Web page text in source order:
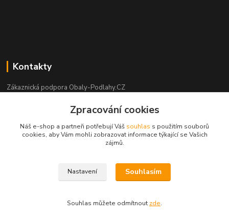
Kontakty
Zákaznická podpora Obaly-Podlahy.CZ
(Po-Pá, 8:00-16:00 hod.)
info@obaly-podlahy.cz
copyright obaly-podlahy.cz - Aleš Podhorský 2021
Zpracování cookies
Náš e-shop a partneři potřebují Váš souhlas s použitím souborů
cookies, aby Vám mohli zobrazovat informace týkající se Vašich
zájmů.
Nastavení Souhlasím
Souhlas můžete odmítnout zde.